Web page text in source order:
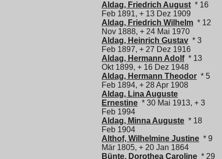
Aldag, Friedrich August * 16
Feb 1891, + 13 Dez 1909
Aldag, Friedrich Wilhelm * 12
Nov 1888, + 24 Mai 1970
Aldag, Heinrich Gustav * 3
Feb 1897, + 27 Dez 1916
Aldag, Hermann Adolf* 13
Okt 1899, + 16 Dez 1948
Aldag, Hermann Theodor * 5
Feb 1894, + 28 Apr 1908
Aldag, Lina Auguste
Ernestine * 30 Mai 1913, + 3
Feb 1994
Aldag, Minna Auguste * 18
Feb 1904
Althof, Wilhelmine Justine * 9
Mär 1805, + 20 Jan 1864
Bünte, Dorothea Caroline * 29